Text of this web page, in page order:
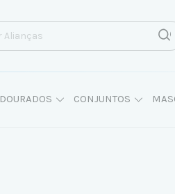
DOURADOS CONJUNTOS